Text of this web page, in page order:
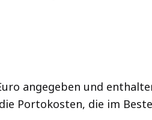
angegeben und
Portokosten, die im